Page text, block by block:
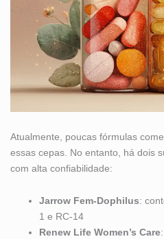
Atualmente, poucas fórmulas
essas cepas. No entanto, há dois
com alta confiabilidade:
Jarrow Fem-Dophilus:
1 e RC-14
Renew Life Women’s Care